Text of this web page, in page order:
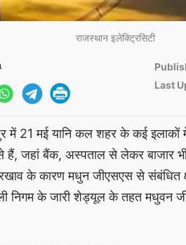
राजस्थान इलेक्ट्रिसिटी
Last
में 21 मई यानि कल शहर के कई इलाकों
जहां बैंक, अस्पताल से लेकर बाजार भी
के कारण मधुन जीएसएस से संबंधित
निगम के जारी शेड्यूल के तहत मधुवन